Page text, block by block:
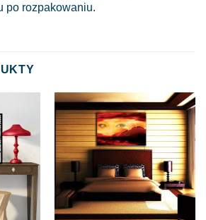
po rozpakowaniu.